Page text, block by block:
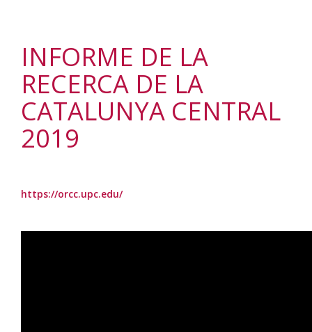
INFORME DE LA
RECERCA DE LA
CATALUNYA CENTRAL
2019
https://orcc.upc.edu/